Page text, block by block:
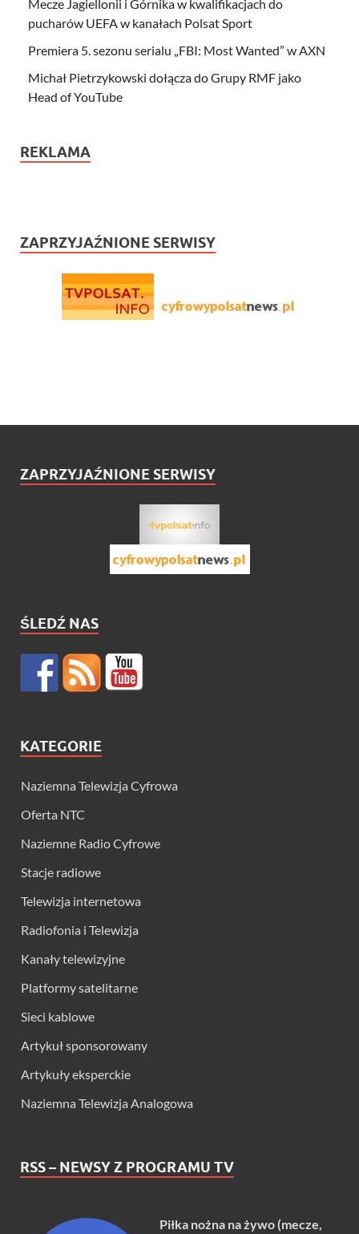
Mecze Jagiellonii i Górnika w kwalifikacjach do
pucharów UEFA w kanałach Polsat Sport
Premiera 5. sezonu serialu „FBI: Most Wanted” w AXN
Michał Pietrzykowski dołącza do Grupy RMF jako
Head of YouTube
REKLAMA
ZAPRZYJAŹNIONE SERWISY
ZAPRZYJAŹNIONE SERWISY
ŚLEDŹ NAS
KATEGORIE
Naziemna Telewizja Cyfrowa
Oferta NTC
Naziemne Radio Cyfrowe
Stacje radiowe
Telewizja internetowa
Radiofonia i Telewizja
Kanały telewizyjne
Platformy satelitarne
Sieci kablowe
Artykuł sponsorowany
Artykuły eksperckie
Naziemna Telewizja Analogowa
RSS – NEWSY Z PROGRAMU TV
Piłka nożna na żywo (mecze,